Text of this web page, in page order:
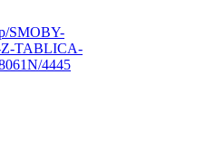
SMOBY-
TABLICA-
4445